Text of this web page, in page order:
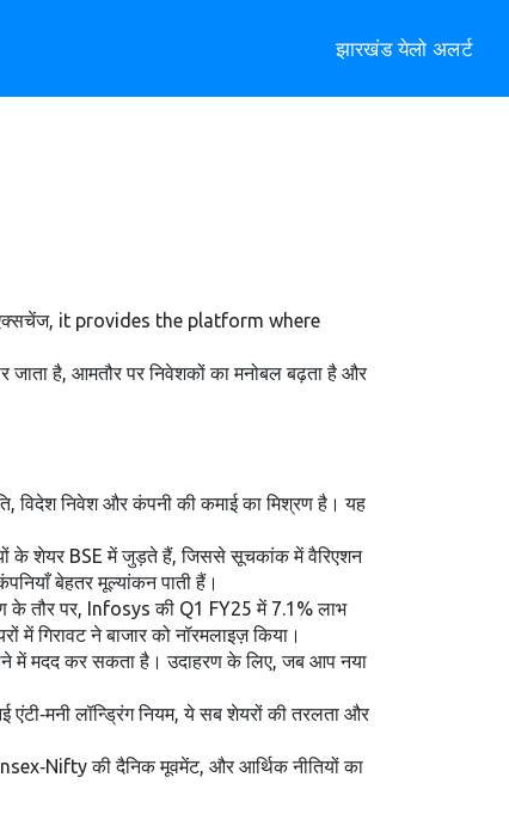
झारखंड येलो अलर्ट
, it provides the platform where
जाता है, आमतौर पर निवेशकों का मनोबल बढ़ता है और
विदेश निवेश और कंपनी की कमाई का मिश्रण है। यह
के शेयर BSE में जुड़ते हैं, जिससे सूचकांक में वैरिएशन
बेहतर मूल्यांकन पाती हैं।
तौर पर, Infosys की Q1 FY25 में 7.1% लाभ
गिरावट ने बाजार को नॉरमलाइज़ किया।
में मदद कर सकता है। उदाहरण के लिए, जब आप नया
लॉन्ड्रिंग नियम, ये सब शेयरों की तरलता और
की दैनिक मूवमेंट, और आर्थिक नीतियों का